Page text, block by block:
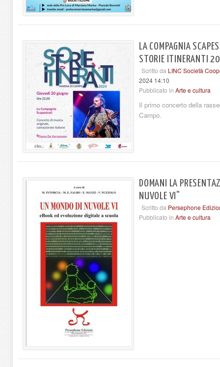
LA COMPAGNIA
STORIE ITINERANTI
Scritto da LINC Società
2024 14:10
Pubblicato in Arte e cultura
Il primo concerto della
Campo.
DOMANI LA
NUVOLE VI"
Scritto da Persephone
Pubblicato in Arte e cultura